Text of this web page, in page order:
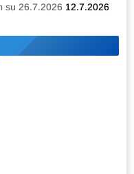
su 26.7.2026 12.7.2026